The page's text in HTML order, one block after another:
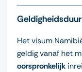
Het visum
geldig vanaf het
oorspronkelijk